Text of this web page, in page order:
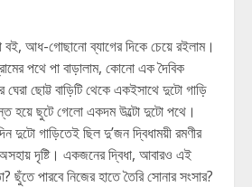
বই, আধ-গোছানো ব্যাগের দিকে চেয়ে রইলাম।
পথে পা বাড়ালাম, কোনো এক দৈবিক
ছোট্ট বাড়িটি থেকে একইসাথে দুটো গাড়ি
হয়ে ছুটে গেলো একদম উল্টো দুটো পথে।
দুটো গাড়িতেই ছিল দু’জন দ্বিধাময়ী রমণীর
দৃষ্টি। একজনের দ্বিধা, আবারও এই
ছুঁতে পারবে নিজের হাতে তৈরি সোনার সংসার?